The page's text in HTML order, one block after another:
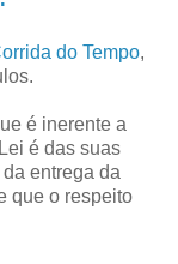
do Tempo,
é inerente a
é das suas
entrega da
que o respeito